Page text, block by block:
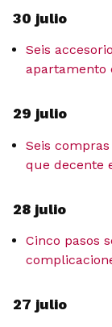
30 julio
Seis
apartamento
29 julio
Seis
que decente
28 julio
Cinco pasos
27 julio